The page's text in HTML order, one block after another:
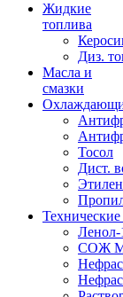
Жидкие
топлива
Диз.
Масла и
смазки
Тосол
Дист.
СОЖ